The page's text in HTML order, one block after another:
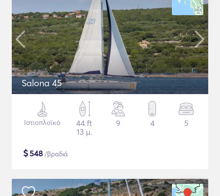
Salona 45
Ιστιοπλοϊκό
44 ft
13 μ.
9 4 5
$548 /βραδιά